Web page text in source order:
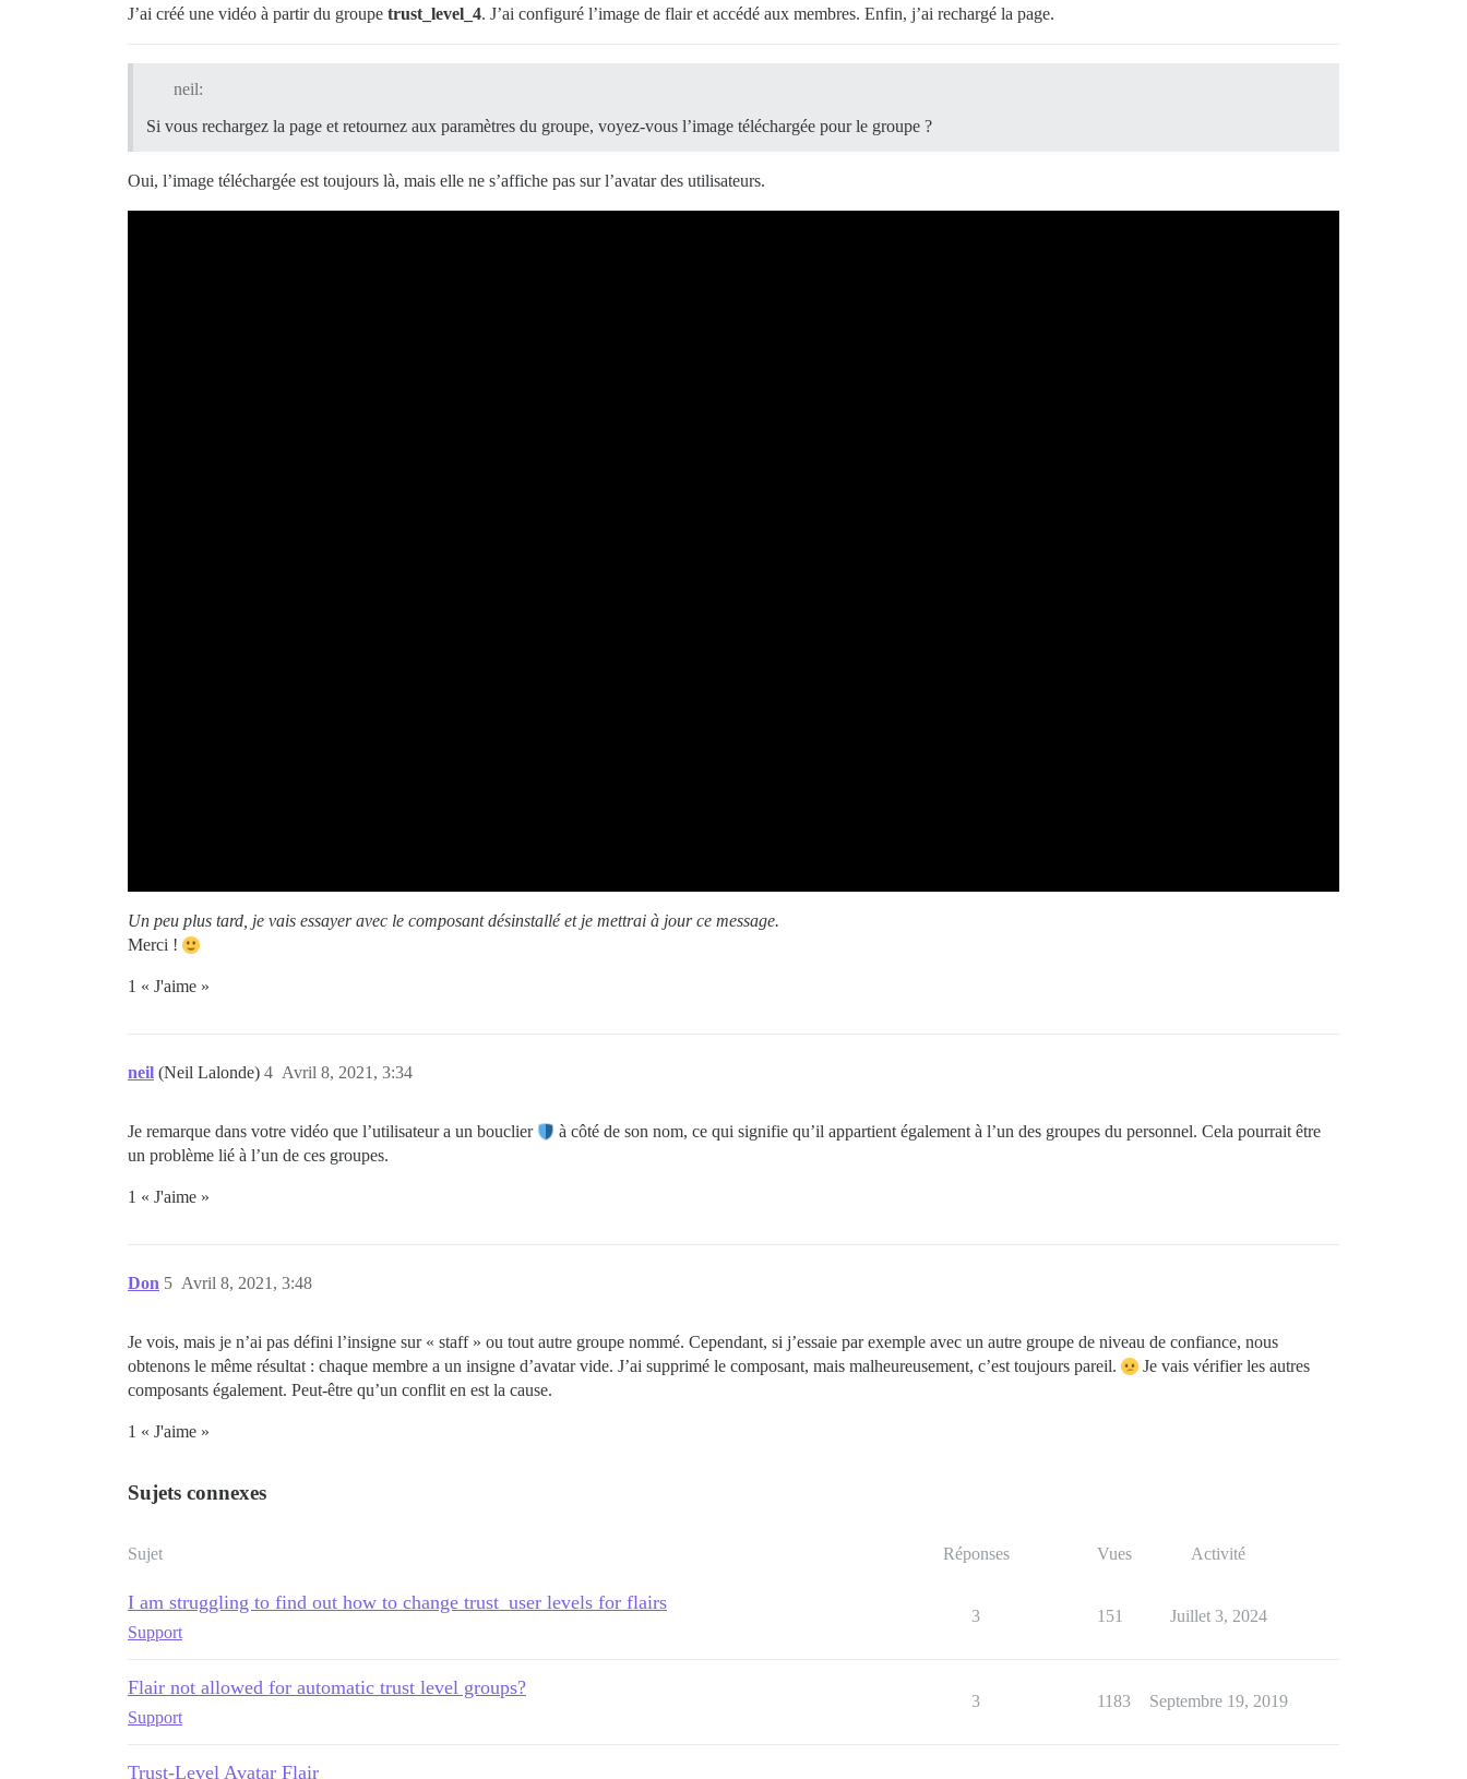
J’ai créé une vidéo à partir du groupe trust_level_4. J’ai configuré l’image de flair et accédé aux membres. Enfin, j’ai rechargé la page.
neil:
Si vous rechargez la page et retournez aux paramètres du groupe, voyez-vous l’image téléchargée pour le groupe ?
Oui, l’image téléchargée est toujours là, mais elle ne s’affiche pas sur l’avatar des utilisateurs.
Un peu plus tard, je vais essayer avec le composant désinstallé et je mettrai à jour ce message.
Merci !
1 « J'aime »
neil (Neil Lalonde) Avril 8, 2021, 3:34
4
Je remarque dans votre vidéo que l’utilisateur a un bouclier
à côté de son nom, ce qui signifie qu’il appartient également à l’un des groupes du personnel. Cela pourrait être
un problème lié à l’un de ces groupes.
1 « J'aime »
Don Avril 8, 2021, 3:48
5
Je vois, mais je n’ai pas défini l’insigne sur « staff » ou tout autre groupe nommé. Cependant, si j’essaie par exemple avec un autre groupe de niveau de confiance, nous
obtenons le même résultat : chaque membre a un insigne d’avatar vide. J’ai supprimé le composant, mais malheureusement, c’est toujours pareil.
Je vais vérifier les autres
composants également. Peut-être qu’un conflit en est la cause.
1 « J'aime »
Sujets connexes
Sujet Réponses Vues Activité
I am struggling to find out how to change trust_user levels for flairs
Support
3 151 Juillet 3, 2024
Flair not allowed for automatic trust level groups?
Support
3 1183 Septembre 19, 2019
Trust-Level Avatar Flair